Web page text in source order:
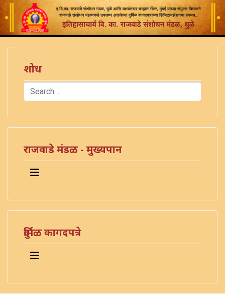
शोध
Search
राजवाडे मंडळ - मुख्यपान
दुर्मिळ कागदपत्रे